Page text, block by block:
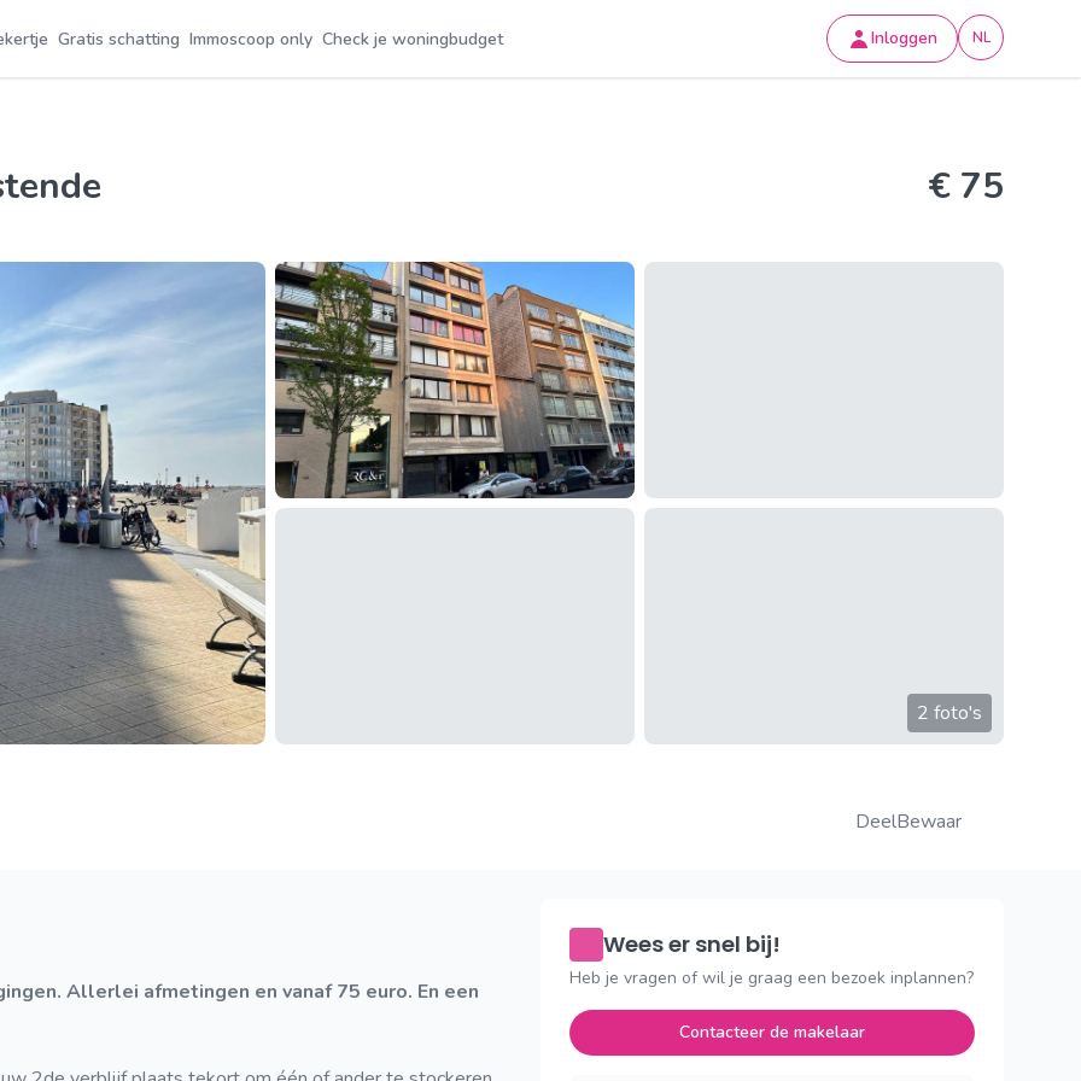
Gratis schatting Immoscoop only Check je woningbudget Inloggen NL
€ 75
2 foto's
DeelBewaar
Wees er snel bij!
Heb je vragen of wil je graag een bezoek inplannen?
Contacteer de makelaar